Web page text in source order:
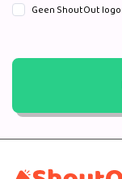
Geen ShoutOut logo